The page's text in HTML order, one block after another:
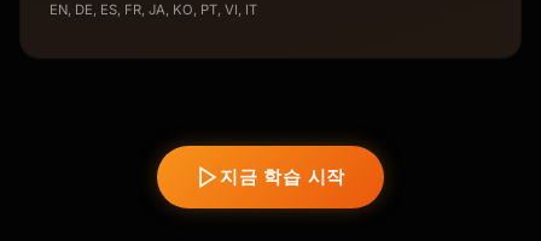
EN, DE, ES, FR, JA, KO, PT, VI, IT
지금 학습 시작